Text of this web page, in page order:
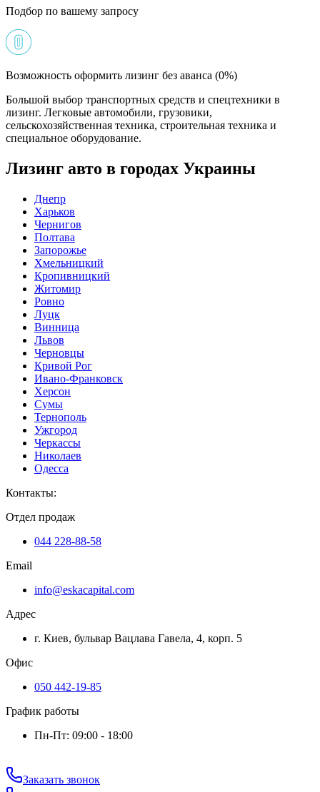
Подбор по вашему запросу
Возможность оформить лизинг без аванса (0%)
Большой выбор транспортных средств и спецтехники в
лизинг. Легковые автомобили, грузовики,
сельскохозяйственная техника, строительная техника и
специальное оборудование.
Лизинг авто в городах Украины
Днепр
Харьков
Чернигов
Полтава
Запорожье
Хмельницкий
Кропивницкий
Житомир
Ровно
Луцк
Винница
Львов
Черновцы
Кривой Рог
Ивано-Франковск
Херсон
Сумы
Тернополь
Ужгород
Черкассы
Николаев
Одесса
Контакты:
Отдел продаж
044 228-88-58
Email
info@eskacapital.com
Адрес
г. Киев, бульвар Вацлава Гавела, 4, корп. 5
Офис
050 442-19-85
График работы
Пн-Пт: 09:00 - 18:00
Заказать звонок